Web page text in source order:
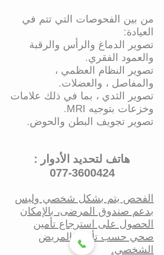
من بين الفحوصات التي تتم في
العيادة:
تصوير الدماغ والرأس والرقبة
والعمود الفقري.
تصوير النظام العظمي ،
والمفاصل ، والعضلات.
تصوير الثدي ، بما في ذلك علامات
وخزعات بتوجيه MRI.
تصوير تجويف البطن والحوض.
هاتف لتحديد الأدوار :
3600424-077
الفحص يتم بشكل شخصي وليس
بدعم صندوق المرضى، بالإمكان
الحصول على استرجاع تأمين
صحي حسب تأمين المريض
الشخصي.